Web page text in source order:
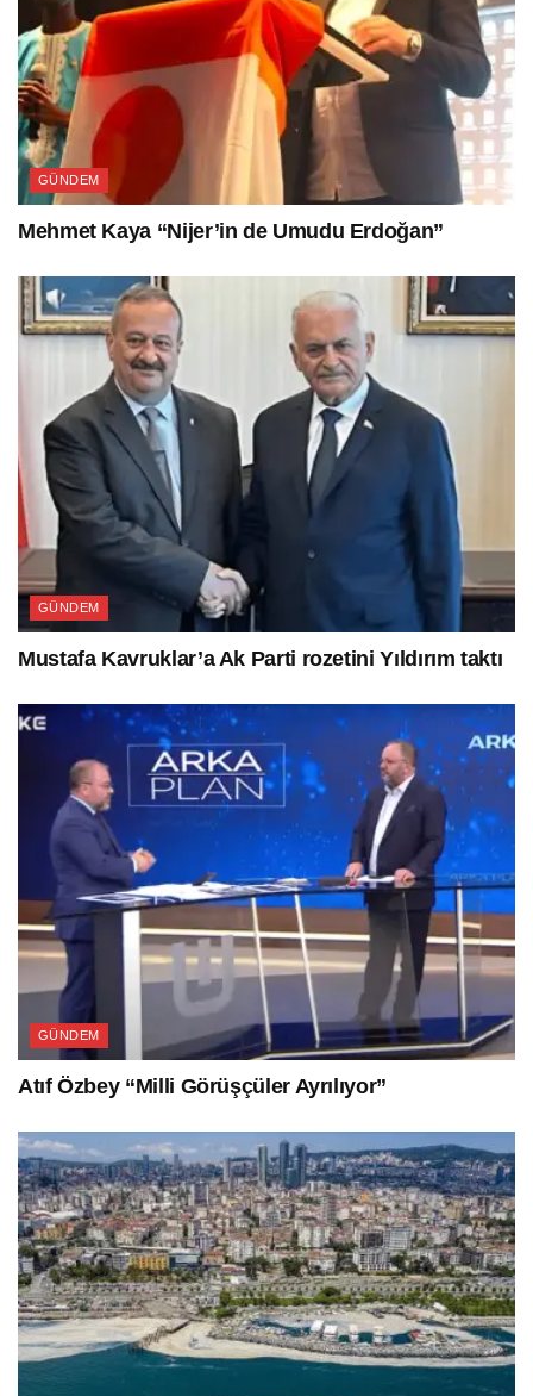
GÜNDEM
Mehmet Kaya “Nijer’in de Umudu Erdoğan”
GÜNDEM
Mustafa Kavruklar’a Ak Parti rozetini Yıldırım taktı
GÜNDEM
Atıf Özbey “Milli Görüşçüler Ayrılıyor”